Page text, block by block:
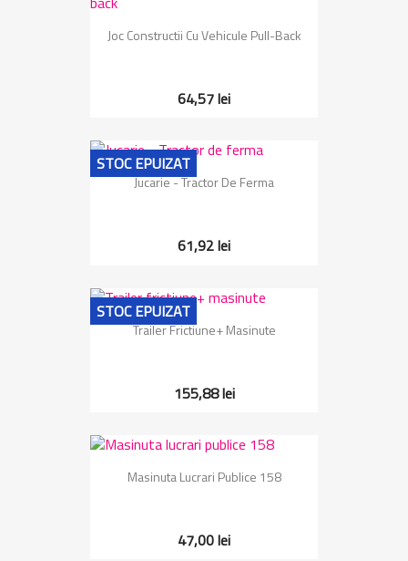
Joc Constructii Cu Vehicule Pull-Back
64,57 lei
Jucarie - Tractor De Ferma
61,92 lei
STOC EPUIZAT
Trailer Frictiune+ Masinute
155,88 lei
STOC EPUIZAT
Masinuta Lucrari Publice 158
47,00 lei